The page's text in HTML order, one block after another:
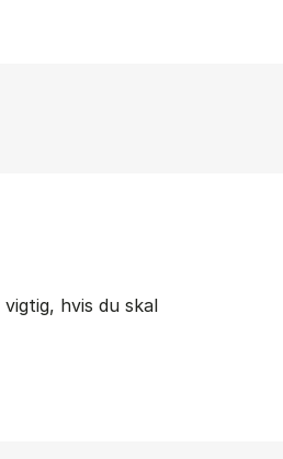
hvis du skal